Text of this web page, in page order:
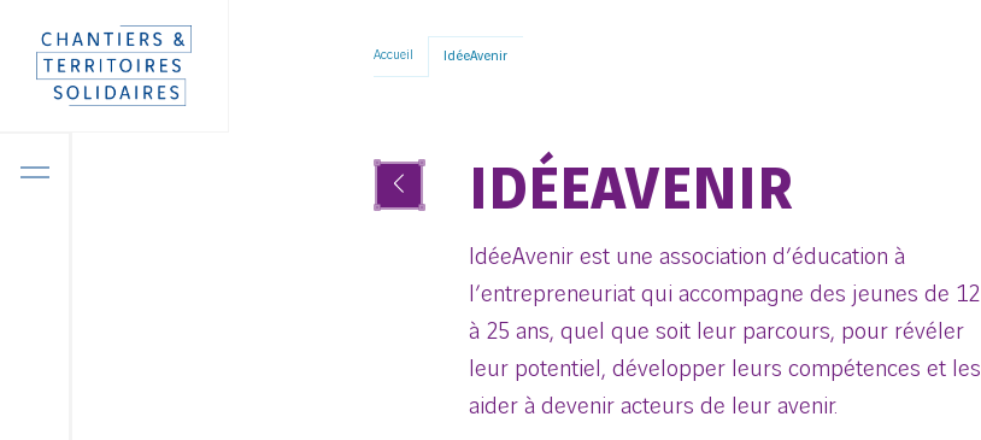
Aller
directement
au
Accueil IdéeAvenir
IDÉEAVENIR
IdéeAvenir est une association d’éducation à
l’entrepreneuriat qui accompagne des jeunes de 12
à 25 ans, quel que soit leur parcours, pour révéler
leur potentiel, développer leurs compétences et les
aider à devenir acteurs de leur avenir.